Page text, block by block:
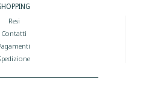
Resi
Contatti